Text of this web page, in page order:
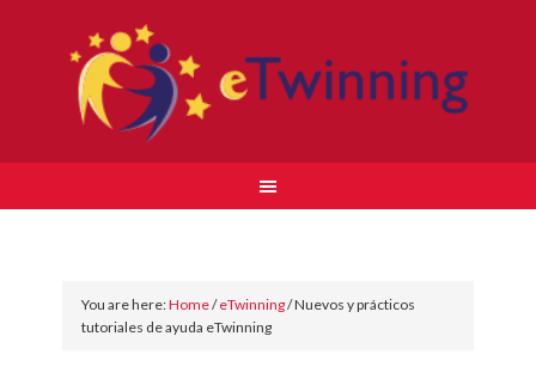
You are here:Home/eTwinning/Nuevos y prácticos
tutoriales de ayuda eTwinning